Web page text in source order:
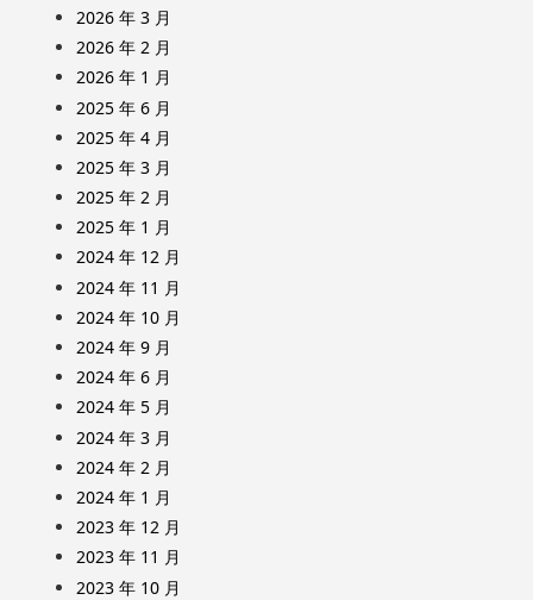
2026 年 3 月
2026 年 2 月
2026 年 1 月
2025 年 6 月
2025 年 4 月
2025 年 3 月
2025 年 2 月
2025 年 1 月
2024 年 12 月
2024 年 11 月
2024 年 10 月
2024 年 9 月
2024 年 6 月
2024 年 5 月
2024 年 3 月
2024 年 2 月
2024 年 1 月
2023 年 12 月
2023 年 11 月
2023 年 10 月